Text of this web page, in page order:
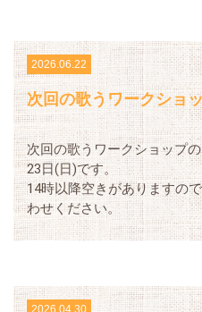
2026.06.22
次回の歌うワークショ
次回の歌うワークショップ
23日(日)です。
14時以降空きがありますの
わせください。
2026.04.30